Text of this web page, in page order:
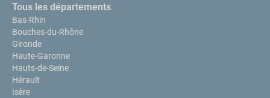
Tous les départements
Bas-Rhin
Bouches-du-Rhône
Gironde
Haute-Garonne
Hauts-de-Seine
Hérault
Isère